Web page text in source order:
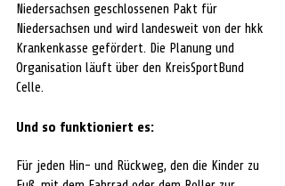
Niedersachsen geschlossenen Pakt für
Niedersachsen und wird landesweit von der hkk
Krankenkasse gefördert. Die Planung und
Organisation läuft über den KreisSportBund
Celle.
Und so funktioniert es:
Für jeden Hin- und Rückweg, den die Kinder zu